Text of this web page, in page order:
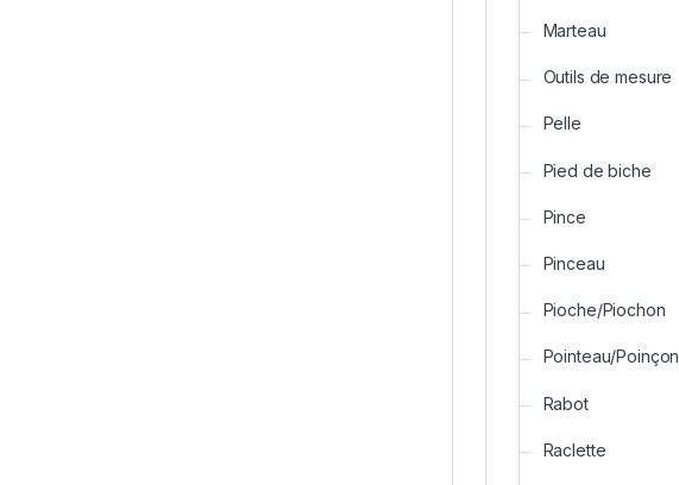
Marteau
Outils de mesure
Pelle
Pied de biche
Pince
Pinceau
Pioche/Piochon
Pointeau/Poinçon
Rabot
Raclette